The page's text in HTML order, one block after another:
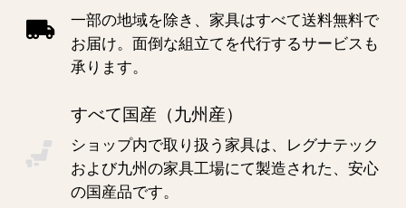
一部の地域を除き、家具はすべて送料無料で
お届け。面倒な組立てを代行するサービスも
承ります。
すべて国産（九州産）
ショップ内で取り扱う家具は、レグナテック
および九州の家具工場にて製造された、安心
の国産品です。